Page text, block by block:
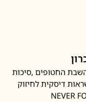
,סיכות
לחיזוק